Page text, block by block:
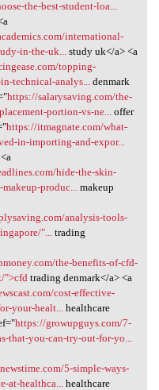
the-best-student-loa...
international-
in-the-uk...
study uk</a> <a
topping-
technical-analys...
denmark
https://salarysaving.com/the-
portion-vs-ne...
offer
https://itmagnate.com/what-
in-importing-and-expor...
hide-the-skin-
produc...
makeup
analysis-tools-
"...
trading
the-benefits-of-cfd-
">cfd trading denmark</a> <a
cost-effective-
your-healt...
healthcare
https://growupguys.com/7-
that-you-can-try-out-for-yo...
5-simple-ways-
at-healthca...
healthcare